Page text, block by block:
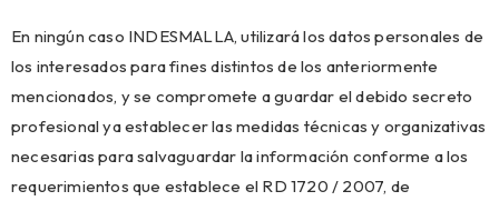
En ningún caso INDESMALLA, utilizará los datos personales de
los interesados para fines distintos de los anteriormente
mencionados, y se compromete a guardar el debido secreto
profesional ya establecer las medidas técnicas y organizativas
necesarias para salvaguardar la información conforme a los
requerimientos que establece el RD 1720 / 2007, de